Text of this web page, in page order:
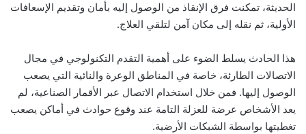
الحديثة، تمكنت فرق الإنقاذ من الوصول إليه بأمان وتقديم الإسعافات
الأولية، ثم نقله إلى مكان آمن لتلقي العلاج.
هذا الحادث يسلط الضوء على أهمية التقدم التكنولوجي في مجال
الاتصالات الطارئة، خاصة في المناطق الوعرة والنائية التي يصعب
الوصول إليها. فمن خلال استخدام الاتصال عبر الأقمار الصناعية، لم
يعد الأشخاص عرضة للعزلة التامة عند وقوع حوادث في أماكن يصعب
تغطيتها بواسطة الشبكات الأرضية.